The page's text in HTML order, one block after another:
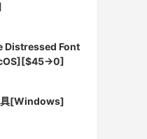
Distressed Font
具[Windows]